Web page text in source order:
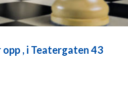
, i Teatergaten 43